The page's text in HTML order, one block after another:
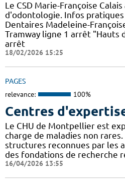
Le CSD Marie-Françoise
d'odontologie. Infos pratiques
Dentaires Madeleine-
Tramway ligne 1 arrêt "Hauts
arrêt
18/02/2026 15:25
PAGES
relevance: 100%
Centres
Le CHU de Montpellier est
charge de maladies non
structures reconnues par les
des fondations de recherche
16/04/2026 13:55